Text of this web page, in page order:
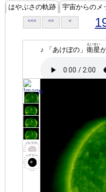
はやぶさの軌跡 宇宙からのメ
<<< << <
♪ 「あけぼの」 衛星
えいせい